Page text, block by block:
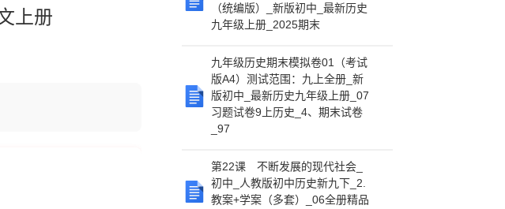
上册
（统编版）_新版初中_最新历史
九年级上册_2025期末
九年级历史期末模拟卷01（考试
版A4）测试范围：九上全册_新
版初中_最新历史九年级上册_07
习题试卷9上历史_4、期末试卷
_97
第22课 不断发展的现代社会_
初中_人教版初中历史新九下_2.
教案+学案（多套）_06全册精品